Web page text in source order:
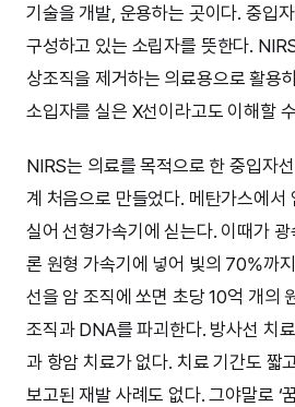
기술을 개발, 운용하는 곳이다. 중입
구성하고 있는 소립자를 뜻한다.
상조직을 제거하는 의료용으로 활용
소입자를 실은 X선이라고도 이해할
NIRS는 의료를 목적으로 한 중입자
계 처음으로 만들었다. 메탄가스에서
실어 선형가속기에 싣는다. 이때가
론 원형 가속기에 넣어 빛의 70%까
선을 암 조직에 쏘면 초당 10억 개의
조직과 DNA를 파괴한다. 방사선 치
과 항암 치료가 없다. 치료 기간도 짧
보고된 재발 사례도 없다. 그야말로 ‘